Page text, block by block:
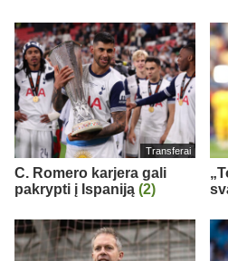
Transferai
C. Romero karjera gali
pakrypti į Ispaniją (2)